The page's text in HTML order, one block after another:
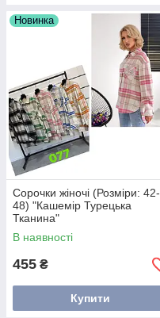
Новинка
Сорочки жіночі (Розміри: 42-
48) "Кашемір Турецька
Тканина"
В наявності
455 ₴
Купити